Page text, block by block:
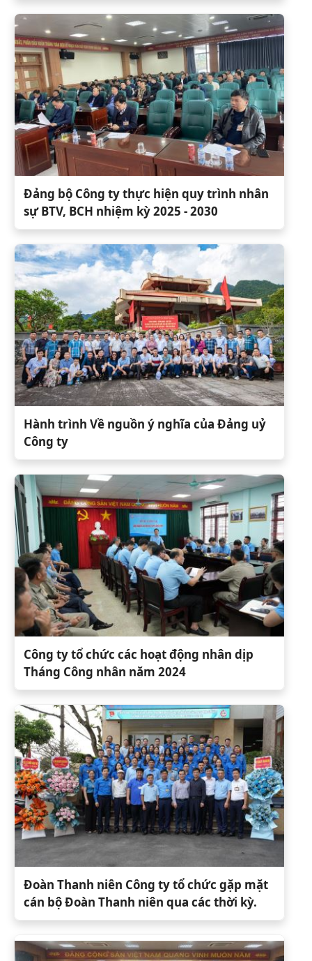
Đảng bộ Công ty thực hiện quy trình nhân
sự BTV, BCH nhiệm kỳ 2025 - 2030
Hành trình Về nguồn ý nghĩa của Đảng uỷ
Công ty
Công ty tổ chức các hoạt động nhân dịp
Tháng Công nhân năm 2024
Đoàn Thanh niên Công ty tổ chức gặp mặt
cán bộ Đoàn Thanh niên qua các thời kỳ.